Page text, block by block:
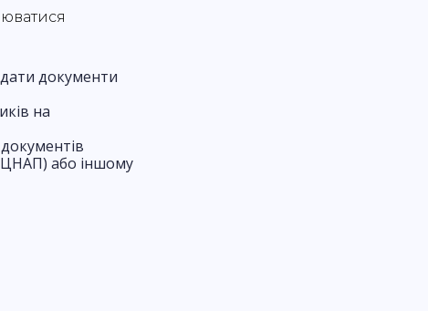
документи
на
або іншому